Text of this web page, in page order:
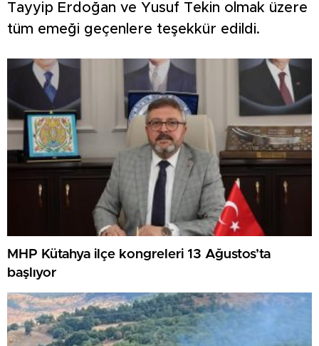
Tayyip Erdoğan ve Yusuf Tekin olmak üzere
tüm emeği geçenlere teşekkür edildi.
MHP Kütahya ilçe kongreleri 13 Ağustos’ta
başlıyor